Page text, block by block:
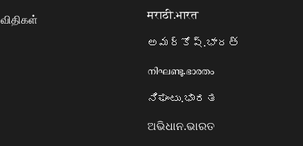
मराठी.भारत
అమర్కోష్.భారత్
നിഘണ്ടു.ഭാരതം
ನಿಘಂಟು.ಭಾರತ
ଅଭିଧାନ.ଭାରତ